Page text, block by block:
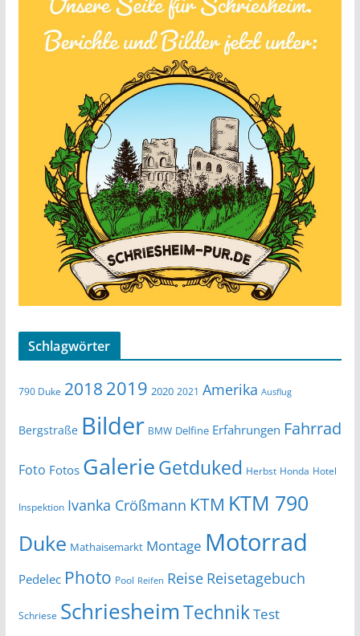
Schlagwörter
790 Duke 2018 2019 2020 2021 Amerika Ausflug
Bergstraße Bilder BMW Delfine Erfahrungen Fahrrad
Foto Fotos GalerieGetduked Herbst Honda Hotel
Inspektion Ivanka Crößmann KTM KTM 790
Duke Mathaisemarkt Montage Motorrad
Pedelec Photo Pool Reifen Reise Reisetagebuch
Schriese SchriesheimTechnikTest